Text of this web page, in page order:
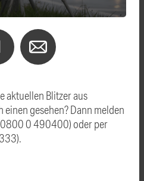
aktuellen Blitzer aus
einen gesehen? Dann melden
0 490400) oder per